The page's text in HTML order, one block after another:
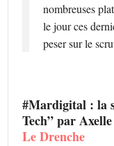
nombreuses
le jour ces
peser sur le
#Mardigital : la
Tech” par
Le Drenche